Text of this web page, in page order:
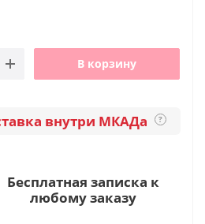
В корзину
внутри МКАДа ?
Бесплатная записка к
любому заказу